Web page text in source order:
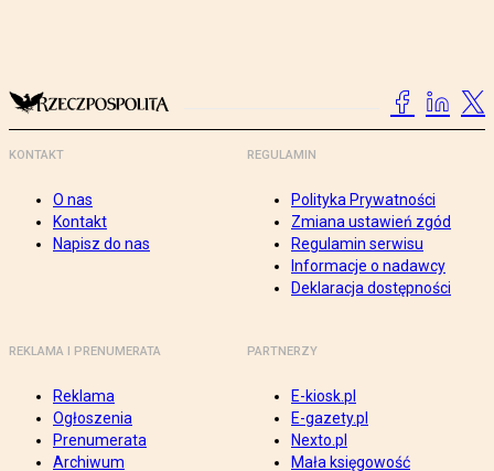
KONTAKT
O nas
Kontakt
Napisz do nas
REGULAMIN
Polityka Prywatności
Zmiana ustawień zgód
Regulamin serwisu
Informacje o nadawcy
Deklaracja dostępności
REKLAMA I PRENUMERATA
Reklama
Ogłoszenia
Prenumerata
Archiwum
PARTNERZY
E-kiosk.pl
E-gazety.pl
Nexto.pl
Mała księgowość